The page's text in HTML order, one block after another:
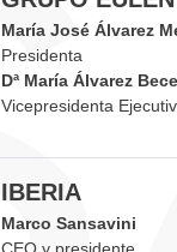
María José Álvarez
Presidenta
Dª María Álvarez
Vicepresidenta
IBERIA
Marco Sansavini